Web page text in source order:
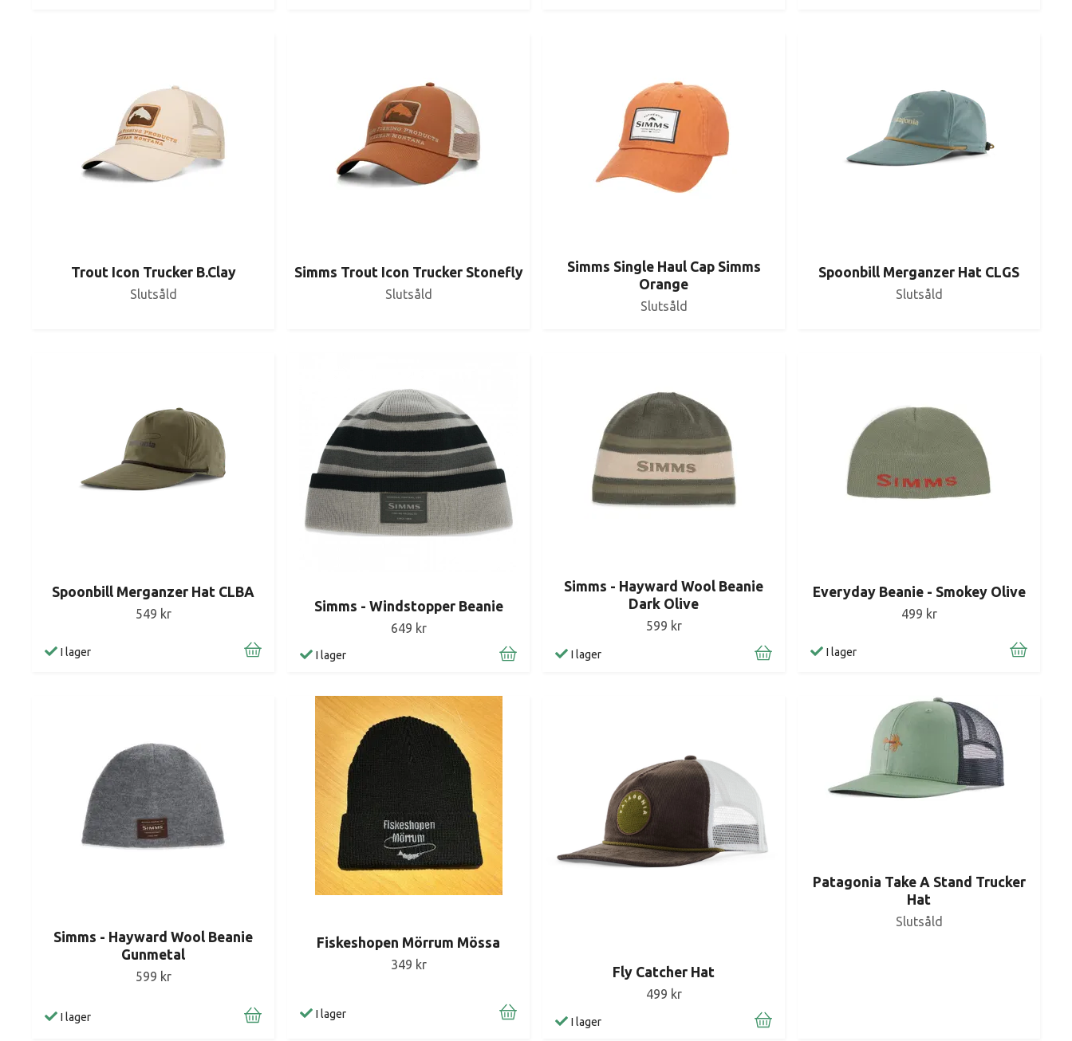
Trout Icon Trucker B.Clay
Slutsåld
Simms Trout Icon Trucker Stonefly
Slutsåld
Simms Single Haul Cap Simms
Orange
Slutsåld
Spoonbill Merganzer Hat CLGS
Slutsåld
Spoonbill Merganzer Hat CLBA
549 kr
I lager
Simms - Windstopper Beanie
649 kr
I lager
Simms - Hayward Wool Beanie
Dark Olive
599 kr
I lager
Everyday Beanie - Smokey Olive
499 kr
I lager
Simms - Hayward Wool Beanie
Gunmetal
599 kr
I lager
Fiskeshopen Mörrum Mössa
349 kr
I lager
Fly Catcher Hat
499 kr
I lager
Patagonia Take A Stand Trucker
Hat
Slutsåld